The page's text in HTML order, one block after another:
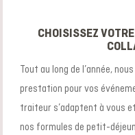
CHOISISSEZ
Tout au long de l’année,
prestation pour vos
traiteur s’adaptent à vous
nos formules de petit-